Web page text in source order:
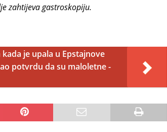
zahtijeva gastroskopiju.
je upala u Epstajnove
potvrdu da su maloletne -